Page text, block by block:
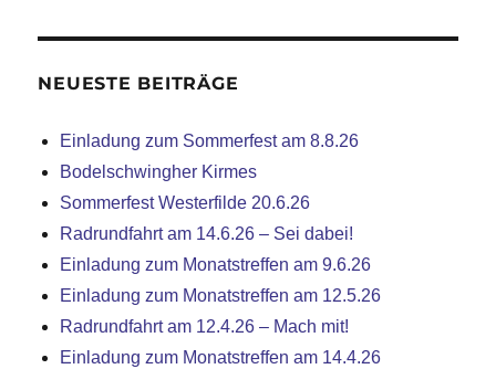
NEUESTE BEITRÄGE
Einladung zum Sommerfest am 8.8.26
Bodelschwingher Kirmes
Sommerfest Westerfilde 20.6.26
Radrundfahrt am 14.6.26 – Sei dabei!
Einladung zum Monatstreffen am 9.6.26
Einladung zum Monatstreffen am 12.5.26
Radrundfahrt am 12.4.26 – Mach mit!
Einladung zum Monatstreffen am 14.4.26